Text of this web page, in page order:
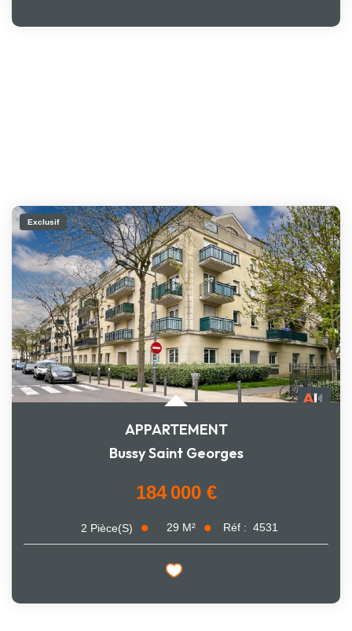
Exclusif
APPARTEMENT
Bussy Saint Georges
184 000 €
2 Pièce(s) 29 M² Réf : 4531